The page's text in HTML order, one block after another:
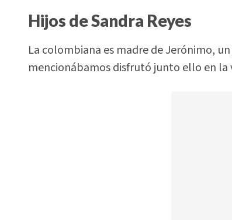
Hijos de Sandra Reyes
La colombiana es madre de Jerónimo,
mencionábamos disfrutó junto ello en la